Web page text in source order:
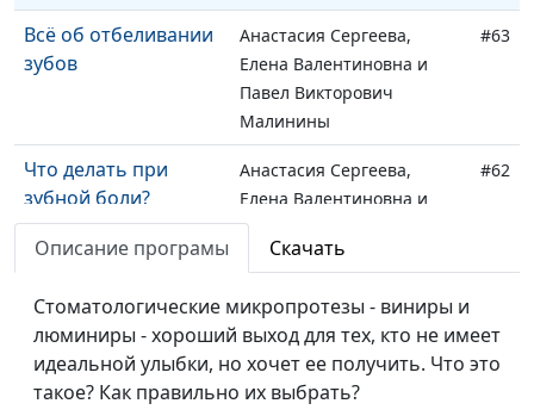
Всё об отбеливании
зубов
Анастасия Сергеева,
Елена Валентиновна и
Павел Викторович
Малинины
#63
Что делать при
зубной боли?
Анастасия Сергеева,
Елена Валентиновна и
Павел Викторович
Малинины
#62
Кариес:
профилактика и
лечение
Анастасия Сергеева,
Елена Валентиновна и
Павел Викторович
Малинины
Описание програмы Скачать
Стоматологические микропротезы - виниры и
люминиры - хороший выход для тех, кто не имеет
идеальной улыбки, но хочет ее получить. Что это
такое? Как правильно их выбрать?